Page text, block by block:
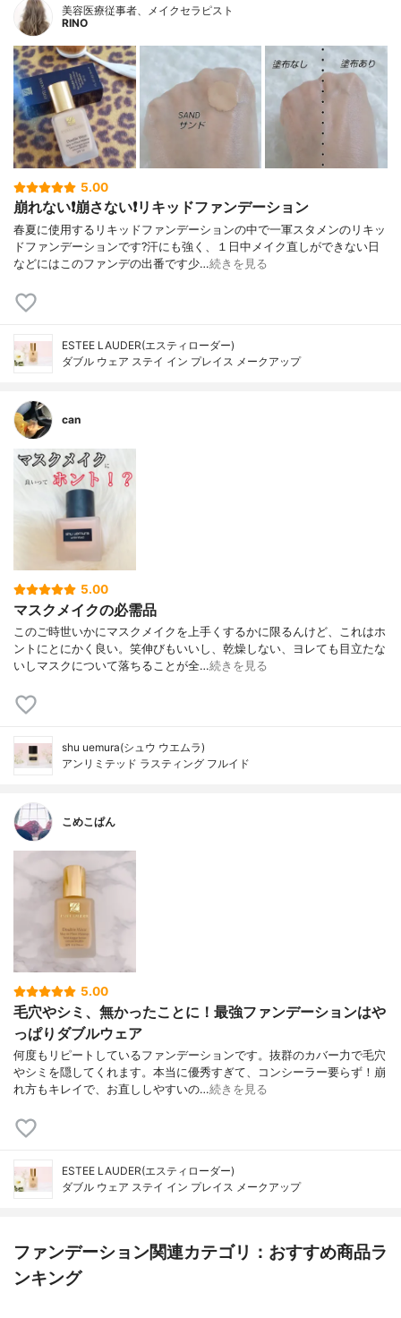
美容医療従事者、メイクセラピスト
RINO
5.00
崩れない❗️崩さない❗️リキッドファンデーション
春夏に使用するリキッドファンデーションの中で一軍スタメンのリキッ
ドファンデーションです?汗にも強く、１日中メイク直しができない日
などにはこのファンデの出番です少…続きを見る
ESTEE LAUDER(エスティローダー)
ダブル ウェア ステイ イン プレイス メークアップ
can
5.00
マスクメイクの必需品
このご時世いかにマスクメイクを上手くするかに限るんけど、これはホ
ントにとにかく良い。笑伸びもいいし、乾燥しない、ヨレても目立たな
いしマスクについて落ちることが全…続きを見る
shu uemura(シュウ ウエムラ)
アンリミテッド ラスティング フルイド
こめこぱん
5.00
毛穴やシミ、無かったことに！最強ファンデーションはや
っぱりダブルウェア
何度もリピートしているファンデーションです。抜群のカバー力で毛穴
やシミを隠してくれます。本当に優秀すぎて、コンシーラー要らず！崩
れ方もキレイで、お直ししやすいの…続きを見る
ESTEE LAUDER(エスティローダー)
ダブル ウェア ステイ イン プレイス メークアップ
ファンデーション関連カテゴリ：おすすめ商品ラ
ンキング